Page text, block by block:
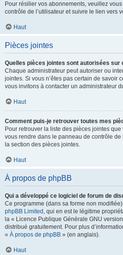
Pour résilier vos abonnements, veuillez
contrôle de l’utilisateur et suivre le lien vers
Haut
Pièces jointes
Quelles pièces jointes sont autorisées sur
Chaque administrateur peut autoriser ou
jointes. Si vous n’êtes pas certain de savoir
vous invitons à contacter un administrateur
Haut
Comment puis-je retrouver toutes mes
Pour retrouver la liste des pièces jointes
vous rendre dans le panneau de contrôle de
la section des pièces jointes.
Haut
À propos de phpBB
Qui a développé ce logiciel de forum de
Ce programme (dans sa forme non
phpBB Limited , qui en est le légitime
la « Licence Publique Générale GNU
distribué gratuitement. Pour plus
« À propos de phpBB » (en anglais).
Haut